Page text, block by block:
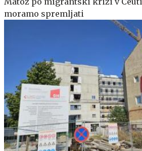
moramo spremljati